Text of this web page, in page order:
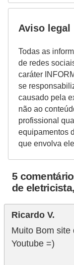
Aviso legal
Todas as
de redes
caráter
se
causado pela
não ao
profissional
equipamentos
que envolva
5
de
Ricardo V.
Muito Bom site
Youtube =)
e
u
r
a
n
ç
a
e
m
e
r
i
c